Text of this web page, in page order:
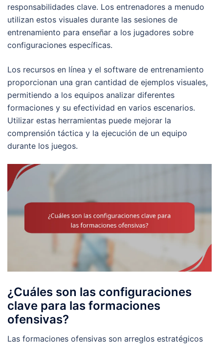
responsabilidades clave. Los entrenadores a menudo
utilizan estos visuales durante las sesiones de
entrenamiento para enseñar a los jugadores sobre
configuraciones específicas.
Los recursos en línea y el software de entrenamiento
proporcionan una gran cantidad de ejemplos visuales,
permitiendo a los equipos analizar diferentes
formaciones y su efectividad en varios escenarios.
Utilizar estas herramientas puede mejorar la
comprensión táctica y la ejecución de un equipo
durante los juegos.
¿Cuáles son las configuraciones
clave para las formaciones
ofensivas?
Las formaciones ofensivas son arreglos estratégicos